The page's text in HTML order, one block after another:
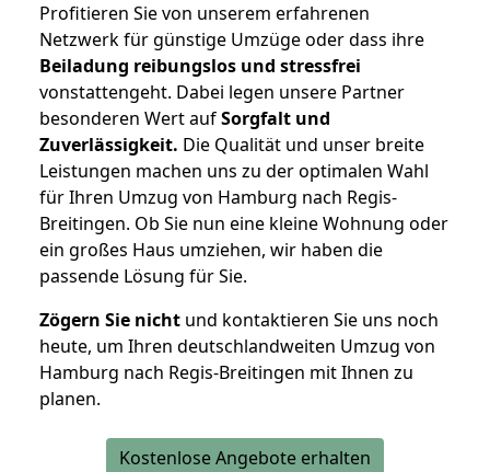
Profitieren Sie von unserem erfahrenen
Netzwerk für günstige Umzüge oder dass ihre
Beiladung reibungslos und stressfrei
vonstattengeht. Dabei legen unsere Partner
besonderen Wert aufSorgfalt und
Zuverlässigkeit. Die Qualität und unser breite
Leistungen machen uns zu der optimalen Wahl
für Ihren Umzug von Hamburg nach Regis-
Breitingen. Ob Sie nun eine kleine Wohnung oder
ein großes Haus umziehen, wir haben die
passende Lösung für Sie.
Zögern Sie nicht und kontaktieren Sie uns noch
heute, um Ihren deutschlandweiten Umzug von
Hamburg nach Regis-Breitingen mit Ihnen zu
planen.
Kostenlose Angebote erhalten